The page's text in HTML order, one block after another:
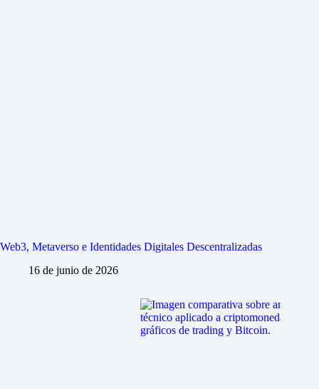
Web3, Metaverso e Identidades Digitales Descentralizadas
16 de junio de 2026